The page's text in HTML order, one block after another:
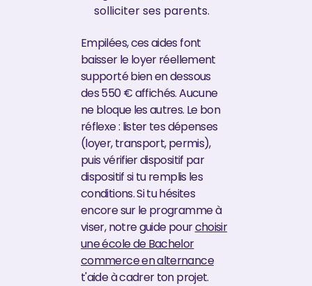
solliciter ses parents.
Empilées, ces aides font
baisser le loyer réellement
supporté bien en dessous
des 550 € affichés. Aucune
ne bloque les autres. Le bon
réflexe : lister tes dépenses
(loyer, transport, permis),
puis vérifier dispositif par
dispositif si tu remplis les
conditions. Si tu hésites
encore sur le programme à
viser, notre guide pourchoisir
une école de Bachelor
commerce en alternance
t'aide à cadrer ton projet.